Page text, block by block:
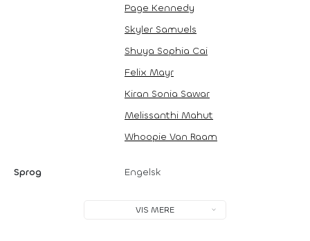
Page Kennedy
Skyler Samuels
Shuya Sophia Cai
Felix Mayr
Kiran Sonia Sawar
Melissanthi Mahut
Whoopie Van Raam
Sprog Engelsk
VIS MERE